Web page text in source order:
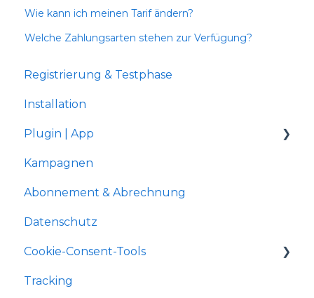
Wie kann ich meinen Tarif ändern?
Welche Zahlungsarten stehen zur Verfügung?
Registrierung & Testphase
Installation
Plugin | App
Shopware 5
Gambio Shop
JTL-Shop 4
Shopify
xt:Commerce
Kampagnen
Abonnement & Abrechnung
Datenschutz
Cookie-Consent-Tools
Shopware 5
Tracking